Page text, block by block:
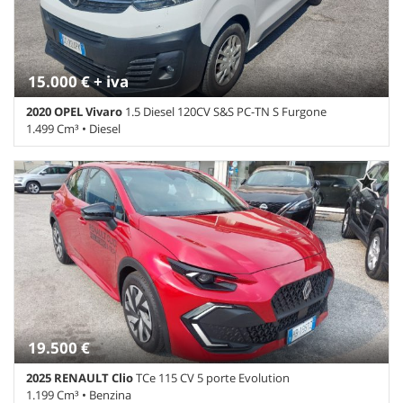
15.000 € + iva
2020 OPEL Vivaro 1.5 Diesel 120CV S&S PC-TN S Furgone
1.499 Cm³ • Diesel
79.657 Km • Cambio Manuale (6) • Bianco pastello • 4 Porte • ABS •
Airbag • Airbag Passeggero • Alzacristalli elettrici • Autoradio •
Autoradio digitale • Bluetooth • Chiusura centralizzata •
Climatizzatore • Controllo trazione • Cruise Control • ESP • Ruota
di riserva • Sensore di luce • Sensore di pioggia • Sensori di
parcheggio posteriori • Servosterzo • Specchietti laterali elettrici
19.500 €
2025 RENAULT ClioTCe 115 CV 5 porte Evolution
1.199 Cm³ • Benzina